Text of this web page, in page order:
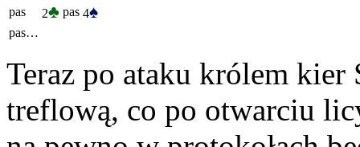
pas
2♣ pas 4♠
pas…
Teraz po ataku królem kier
treflową, co po otwarciu